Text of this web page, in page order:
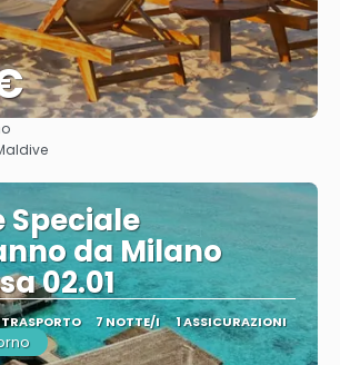
Speciale
da Milano
02.01
7 NOTTE/I 1 ASSICURAZIONI